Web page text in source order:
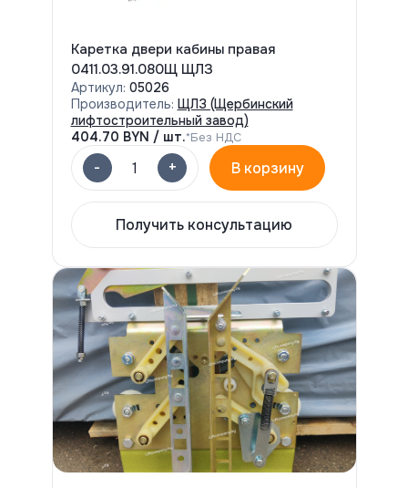
Каретка двери кабины правая
0411.03.91.080Щ ЩЛЗ
Артикул: 05026
Производитель: ЩЛЗ (Щербинский
лифтостроительный завод)
404.70 BYN / шт.*Без НДС
- 1 + В корзину
Получить консультацию